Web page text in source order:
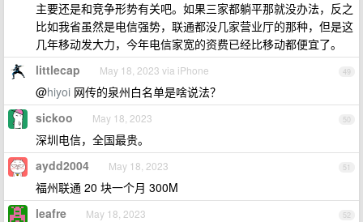
主要还是和竞争形势有关吧。如果三家都躺平那就没办法，反之
比如我省虽然是电信强势，联通都没几家营业厅的那种，但是这
几年移动发大力，今年电信家宽的资费已经比移动都便宜了。
49
littlecap May 18, 2023 via iPhone
@hiyoi 网传的泉州白名单是啥说法？
50
sickoo May 18, 2023
深圳电信，全国最贵。
51
aydd2004 May 18, 2023
福州联通 20 块一个月 300M
52
leafre May 18, 2023